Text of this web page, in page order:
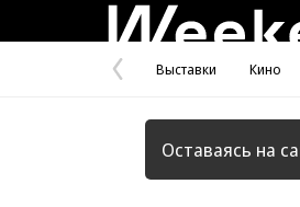
Предыдущая
страница
Выставки Кино
Оставаясь на